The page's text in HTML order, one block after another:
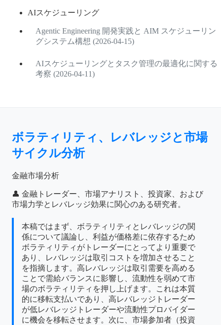
AIスケジューリング
Agentic Engineering 開発実践と AIM スケジューリン
グシステム構想 (2026-04-15)
AIスケジューリングとタスク管理の最適化に関する
考察 (2026-04-11)
ボラティリティ、レバレッジと市場
サイクル分析
金融市場分析
👤 金融トレーダー、市場アナリスト、投資家、および
市場力学とレバレッジ効果に関心のある研究者。
本稿ではまず、ボラティリティとレバレッジの関
係について議論し、利益が価格差に依存するため
ボラティリティがトレーダーにとってより重要で
あり、レバレッジは取引コストを増加させること
を指摘します。高レバレッジは取引需要を高める
ことで需給バランスに影響し、流動性を弱めて市
場のボラティリティを押し上げます。これは本質
的に移転支払いであり、高レバレッジトレーダー
が低レバレッジトレーダーや流動性プロバイダー
に機会を移転させます。次に、市場参加者（投資